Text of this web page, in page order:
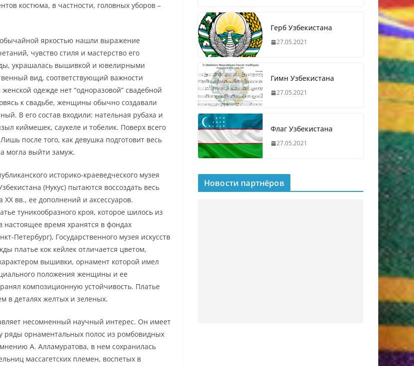
костюма, в частности, головных уборов –
яркостью нашли выражение
чувство стиля и мастерство его
украшалась вышивкой и ювелирными
вид, соответствующий важности
одежде нет “одноразовой” свадебной
к свадьбе, женщины обычно создавали
В его состав входили: нательная рубаха и
киймешек, саукеле и тобелик. Поверх всего
после того, как девушка подготовит весь
могла выйти замуж.
историко-краеведческого музея
(Нукус) пытаются воссоздать весь
вв., ее дополнений и аксессуаров.
туникообразного кроя, которое шилось из
время хранятся в фондах
Петербург), Государственного музея искусств
платье кок кейлек отличается цветом,
вышивки, орнамент которой имел
положения женщины и ее
композиционную устойчивость. Платье
в деталях желтых и зеленых.
несомненный научный интерес. Он имеет
ряды орнаментальных полос из ромбовидных
А. Алламуратова, в нем сохранилась
массагетских племен, воспетых в
Герб Узбекистана
27.05.2021
Гимн Узбекистана
27.05.2021
Флаг Узбекистана
27.05.2021
Новости партнёров